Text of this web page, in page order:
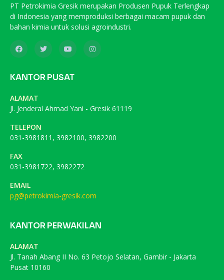
PT Petrokimia Gresik merupakan Produsen Pupuk Terlengkap
di Indonesia yang memproduksi berbagai macam pupuk dan
bahan kimia untuk solusi agroindustri.
KANTOR PUSAT
ALAMAT
Jl. Jenderal Ahmad Yani - Gresik 61119
TELEPON
031-3981811, 3982100, 3982200
FAX
031-3981722, 3982272
EMAIL
pg@petrokimia-gresik.com
KANTOR PERWAKILAN
ALAMAT
Jl. Tanah Abang II No. 63 Petojo Selatan, Gambir - Jakarta
Pusat 10160